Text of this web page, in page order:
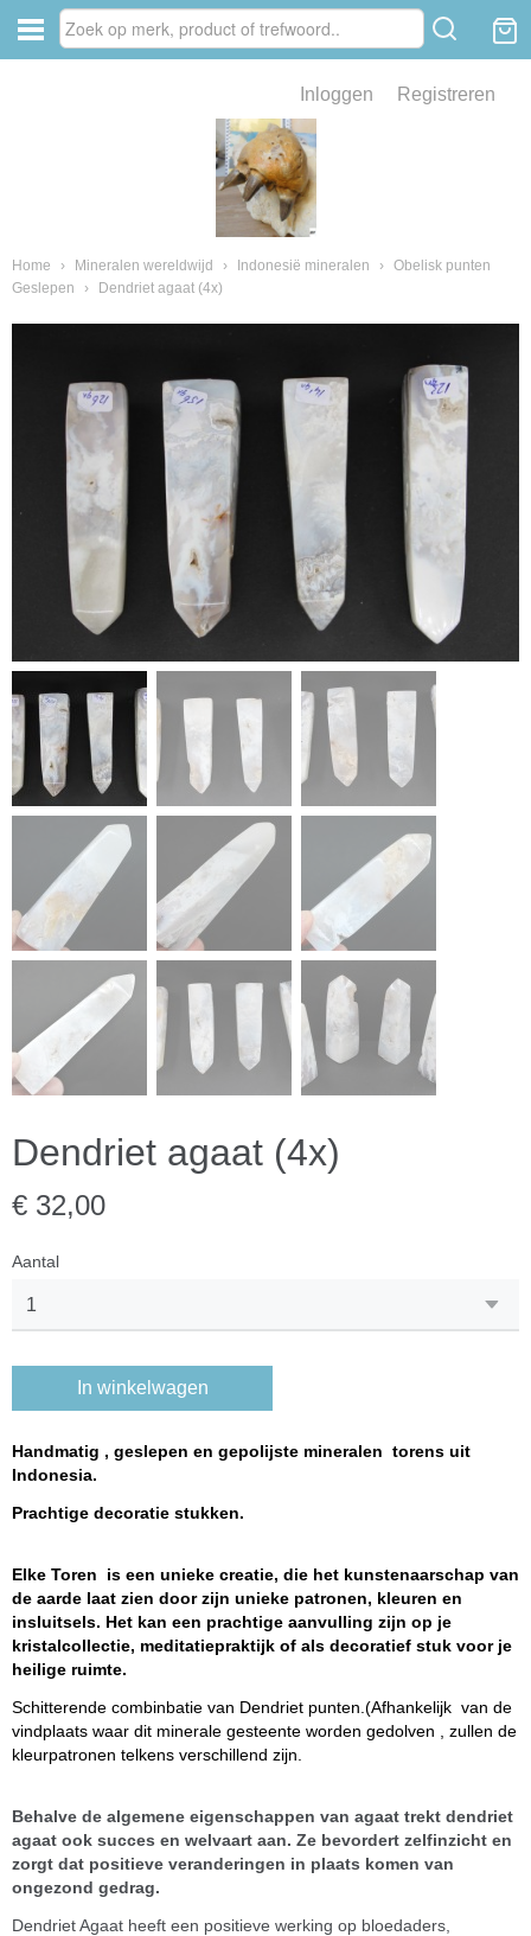
Inloggen Registreren
Home › Mineralen wereldwijd › Indonesië mineralen › Obelisk punten
Geslepen
› Dendriet agaat (4x)
Dendriet agaat (4x)
€ 32,00
Aantal
In winkelwagen
Handmatig , geslepen en gepolijste mineralen torens uit
Indonesia.
Prachtige decoratie stukken.
Elke Toren is een unieke creatie, die het kunstenaarschap van
de aarde laat zien door zijn unieke patronen, kleuren en
insluitsels. Het kan een prachtige aanvulling zijn op je
kristalcollectie, meditatiepraktijk of als decoratief stuk voor je
heilige ruimte.
Schitterende combinbatie van Dendriet punten.(Afhankelijk van de
vindplaats waar dit minerale gesteente worden gedolven , zullen de
kleurpatronen telkens verschillend zijn.
Behalve de algemene eigenschappen van agaat trekt dendriet
agaat ook succes en welvaart aan. Ze bevordert zelfinzicht en
zorgt dat positieve veranderingen in plaats komen van
ongezond gedrag.
Dendriet Agaat heeft een positieve werking op bloedaders,
van fossielen en mineralen